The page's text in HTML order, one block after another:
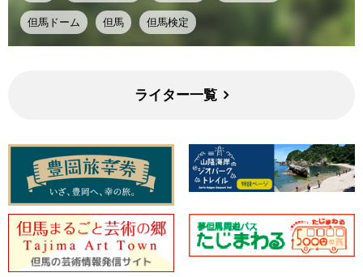
但馬ドーム 但馬 但馬検定
ライター一覧